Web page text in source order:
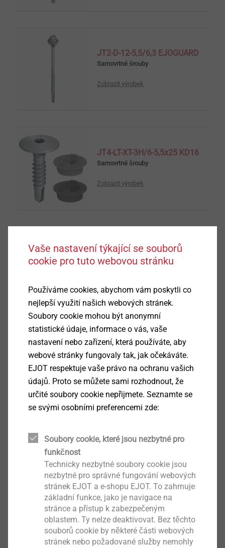
JT2-D-12-5,5/6,3 EJOGUARD
Samovrtné šrouby
Zobrazit výrobek
JT4-LT-XT-3H/6-5,5x25 KD16
Samovrtné šrouby
Zobrazit výrobek
JT6-12-5,5
Samovrtné šrouby
JF3-FR-4,9
Samovrtné šrouby
Zobrazit výrobek
Samovrtné šrouby
Zobrazit výrobek
Vaše nastavení týkající se souborů
cookie pro tuto webovou stránku
Používáme cookies, abychom vám poskytli co
nejlepší využití našich webových stránek.
Soubory cookie mohou být anonymní
statistické údaje, informace o vás, vaše
nastavení nebo zařízení, která používáte, aby
webové stránky fungovaly tak, jak očekáváte.
EJOT respektuje vaše právo na ochranu vašich
údajů. Proto se můžete sami rozhodnout, že
určité soubory cookie nepřijmete. Seznamte se
se svými osobními preferencemi zde:
Soubory cookie, které jsou nezbytné pro
funkčnost
Technicky nezbytné soubory cookie jsou
nezbytné pro správné fungování webových
stránek EJOT a e-shopu EJOT. To zahrnuje
základní funkce, jako je navigace na
stránce a přístup k zabezpečeným
oblastem. Ty nelze deaktivovat. Bez těchto
souborů cookie by některé části webových
stránek nebo požadované služby nemohly